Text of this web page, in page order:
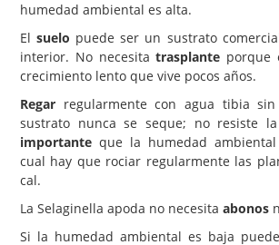
humedad ambiental es alta.
Elsuelo puede ser un sustrato
interior. No necesitatrasplante porque
crecimiento lento que vive pocos años.
Regar regularmente con agua tibia
sustrato nunca se seque; no resiste
importante que la humedad
cual hay que rociar regularmente las
cal.
La Selaginella apoda no necesita abonos
Si la humedad ambiental es baja